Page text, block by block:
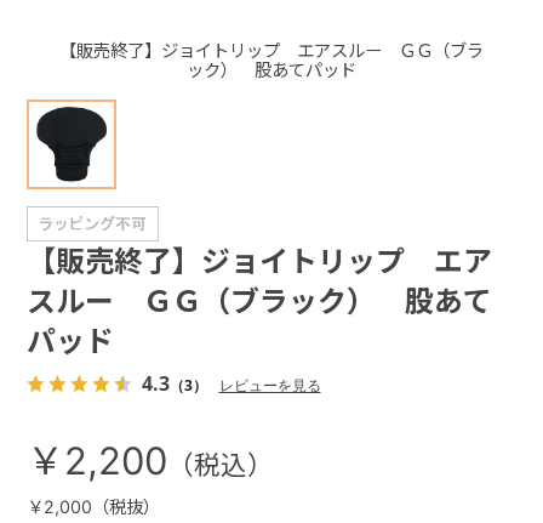
【販売終了】ジョイトリップ エアスルー ＧＧ（ブラ
ック） 股あてパッド
【販売終了】ジョイトリップ エア
スルー ＧＧ（ブラック） 股あて
パッド
4.3（3） レビューを見る
￥2,200
￥2,000（税抜）